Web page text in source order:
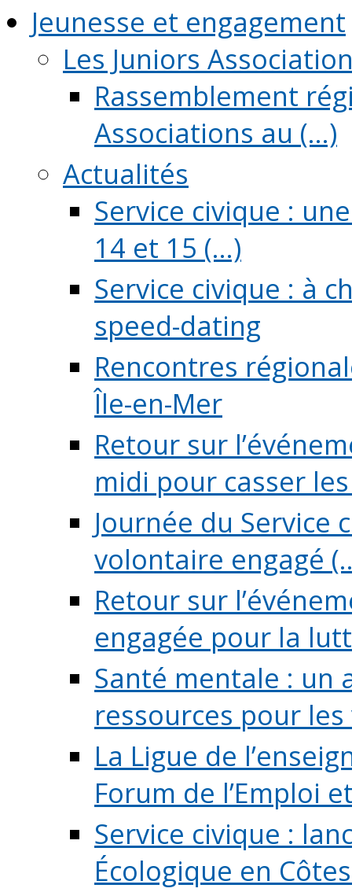
Jeunesse et engagement
Les Juniors
Rassemblement
Associations au (...)
Actualités
Service civique :
14 et 15 (...)
Service civique : à
speed-dating
Rencontres
Île-en-Mer
Retour sur
midi pour casser les
Journée du Service
volontaire engagé
Retour sur
engagée pour la
Santé mentale : un
ressources pour
La Ligue de
Forum de l’Emploi
Service civique :
Écologique en